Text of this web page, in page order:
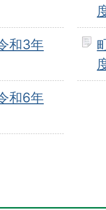
和3年
和6年